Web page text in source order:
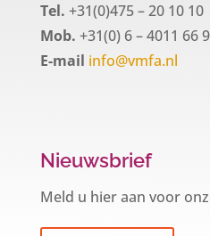
Tel. +31(0)475 – 20 10 10
Mob. +31(0) 6 – 4011 66
E-mail info@vmfa.nl
Nieuwsbrief
Meld u hier aan voor